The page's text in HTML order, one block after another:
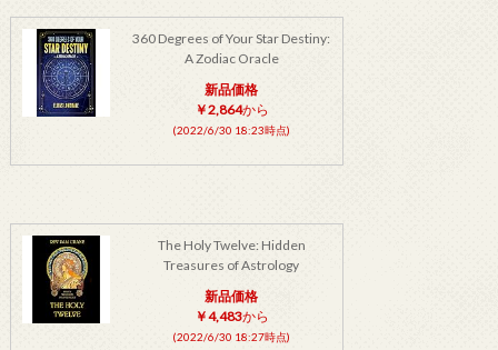
360 Degrees of Your Star Destiny:
A Zodiac Oracle
新品価格
￥2,864から
(2022/6/30 18:23時点)
The Holy Twelve: Hidden
Treasures of Astrology
新品価格
￥4,483から
(2022/6/30 18:27時点)